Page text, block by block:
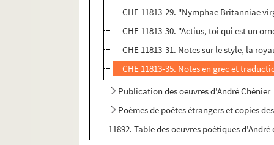
CHE 11813-29. "Nymphae Britanniae
CHE 11813-30. "Actius, toi qui est un
CHE 11813-31. Notes sur le style, la
CHE 11813-35. Notes en grec et
Publication des oeuvres d'André Chénier
Poèmes de poètes étrangers et copies
11892. Table des oeuvres poétiques d'André